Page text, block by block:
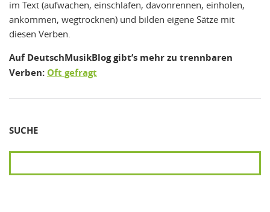
im Text (aufwachen, einschlafen, davonrennen, einholen,
ankommen, wegtrocknen) und bilden eigene Sätze mit
diesen Verben.
Auf DeutschMusikBlog gibt’s mehr zu trennbaren
Verben: Oft gefragt
SUCHE